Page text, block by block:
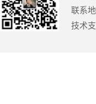
联系
技术支